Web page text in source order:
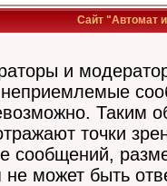
Сайт "Автомат и
и
неприемлемые
Таким
точки
сообщений,
может быть